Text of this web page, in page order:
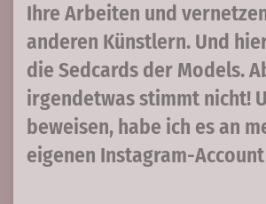
Ihre Arbeiten und
anderen Künstlern. Und
die Sedcards der Models.
irgendetwas stimmt nicht!
beweisen, habe ich es an
eigenen Instagram-